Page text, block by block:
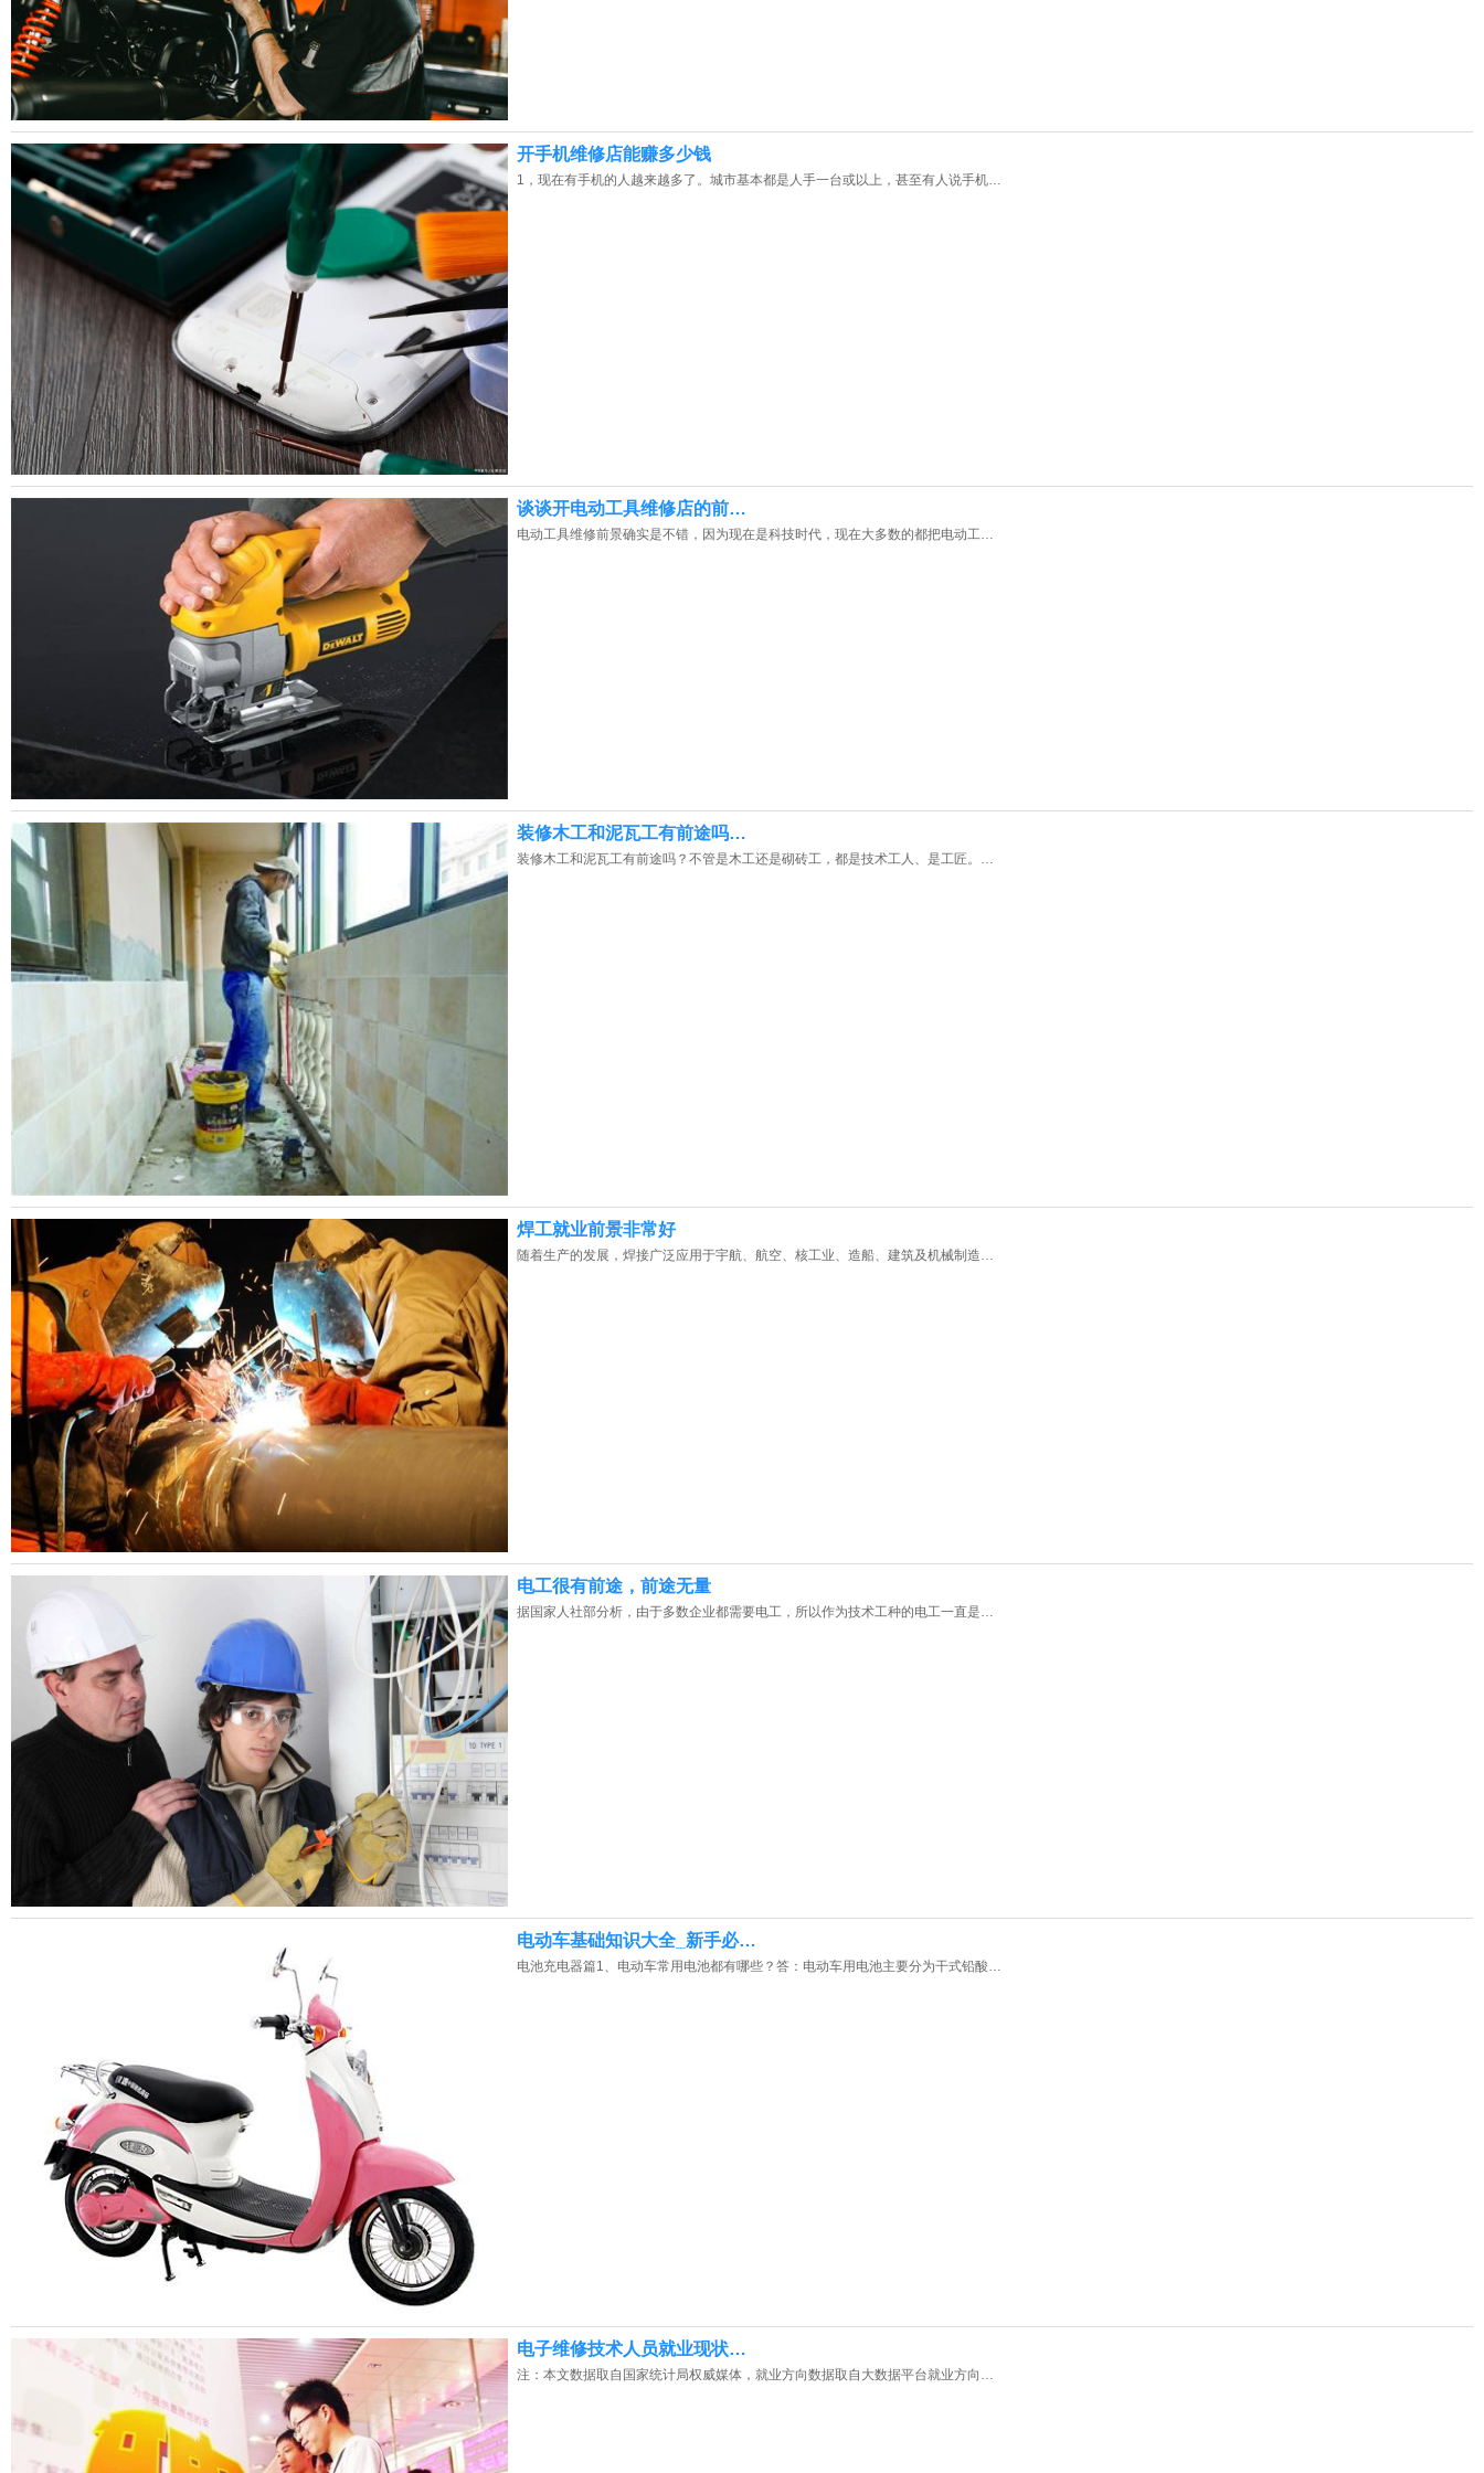
开手机维修店能赚多少钱
1，现在有手机的人越来越多了。城市基本都是人手一台或以上，甚至有人说手机…
谈谈开电动工具维修店的前…
电动工具维修前景确实是不错，因为现在是科技时代，现在大多数的都把电动工…
装修木工和泥瓦工有前途吗…
装修木工和泥瓦工有前途吗？不管是木工还是砌砖工，都是技术工人、是工匠。…
焊工就业前景非常好
随着生产的发展，焊接广泛应用于宇航、航空、核工业、造船、建筑及机械制造…
电工很有前途，前途无量
据国家人社部分析，由于多数企业都需要电工，所以作为技术工种的电工一直是…
电动车基础知识大全_新手必…
电池充电器篇1、电动车常用电池都有哪些？答：电动车用电池主要分为干式铅酸…
电子维修技术人员就业现状…
注：本文数据取自国家统计局权威媒体，就业方向数据取自大数据平台就业方向…